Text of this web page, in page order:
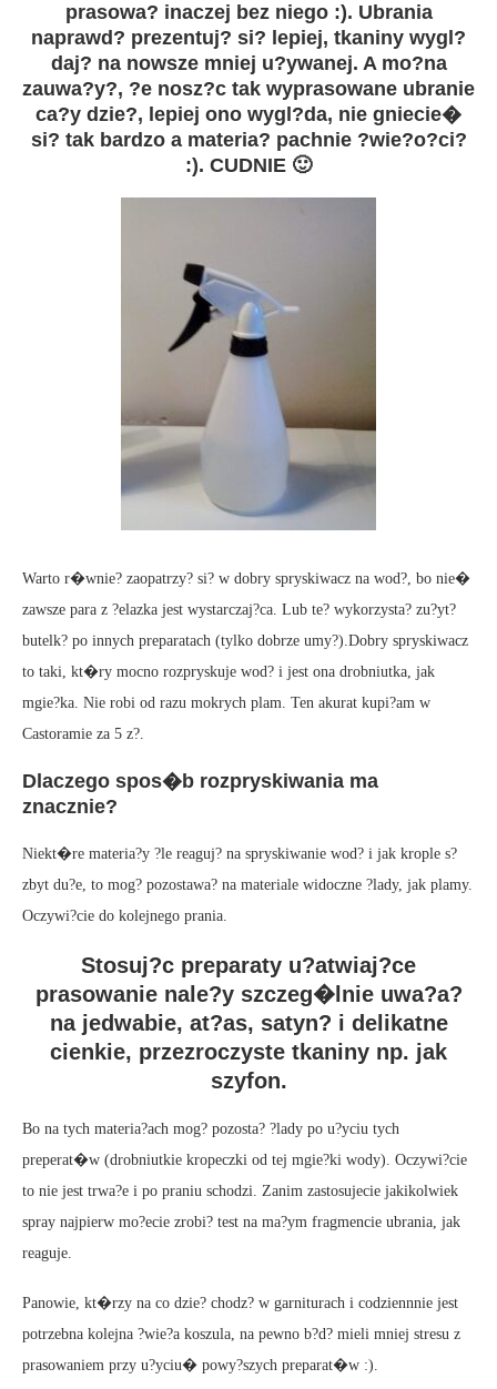
prasowa? inaczej bez niego :). Ubrania
naprawd? prezentuj? si? lepiej, tkaniny wygl?
daj? na nowsze mniej u?ywanej. A mo?na
zauwa?y?, ?e nosz?c tak wyprasowane ubranie
ca?y dzie?, lepiej ono wygl?da, nie gniecie�
si? tak bardzo a materia? pachnie ?wie?o?ci?
:). CUDNIE 🙂
Warto r�wnie? zaopatrzy? si? w dobry spryskiwacz na wod?, bo nie�
zawsze para z ?elazka jest wystarczaj?ca. Lub te? wykorzysta? zu?yt?
butelk? po innych preparatach (tylko dobrze umy?).Dobry spryskiwacz
to taki, kt�ry mocno rozpryskuje wod? i jest ona drobniutka, jak
mgie?ka. Nie robi od razu mokrych plam. Ten akurat kupi?am w
Castoramie za 5 z?.
Dlaczego spos�b rozpryskiwania ma
znacznie?
Niekt�re materia?y ?le reaguj? na spryskiwanie wod? i jak krople s?
zbyt du?e, to mog? pozostawa? na materiale widoczne ?lady, jak plamy.
Oczywi?cie do kolejnego prania.
Stosuj?c preparaty u?atwiaj?ce
prasowanie nale?y szczeg�lnie uwa?a?
na jedwabie, at?as, satyn? i delikatne
cienkie, przezroczyste tkaniny np. jak
szyfon.
Bo na tych materia?ach mog? pozosta? ?lady po u?yciu tych
preperat�w (drobniutkie kropeczki od tej mgie?ki wody). Oczywi?cie
to nie jest trwa?e i po praniu schodzi. Zanim zastosujecie jakikolwiek
spray najpierw mo?ecie zrobi? test na ma?ym fragmencie ubrania, jak
reaguje.
Panowie, kt�rzy na co dzie? chodz? w garniturach i codziennnie jest
potrzebna kolejna ?wie?a koszula, na pewno b?d? mieli mniej stresu z
prasowaniem przy u?yciu� powy?szych preparat�w :).